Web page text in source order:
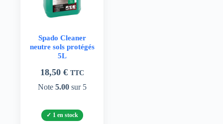
Spado Cleaner
neutre sols protégés
5L
18,50 € TTC
Note 5.00sur 5
1 en stock